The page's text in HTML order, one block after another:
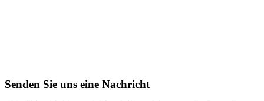
Senden Sie uns eine Nachricht